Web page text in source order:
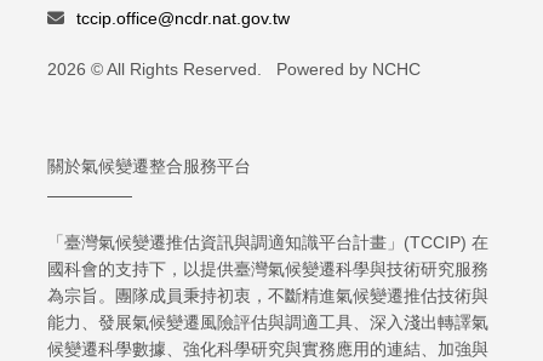
tccip.office@ncdr.nat.gov.tw
2026 © All Rights Reserved. Powered by NCHC
關於氣候變遷整合服務平台
「臺灣氣候變遷推估資訊與調適知識平台計畫」(TCCIP) 在
國科會的支持下，以提供臺灣氣候變遷科學與技術研究服務
為宗旨。團隊成員秉持初衷，不斷精進氣候變遷推估技術與
能力、發展氣候變遷風險評估與調適工具、深入淺出轉譯氣
候變遷科學數據、強化科學研究與實務應用的連結、加強與